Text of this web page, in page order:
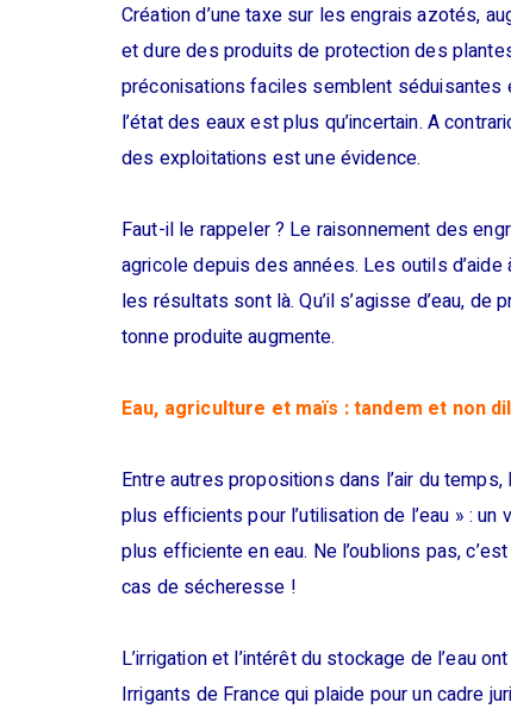
Création d’une taxe sur les engrais azotés,
et dure des produits de protection des
préconisations faciles semblent
l’état des eaux est plus qu’incertain. A
des exploitations est une évidence.
Faut-il le rappeler ? Le raisonnement des
agricole depuis des années. Les outils
les résultats sont là. Qu’il s’agisse d’eau,
tonne produite augmente.
Eau, agriculture et maïs : tandem et non
Entre autres propositions dans l’air du
plus efficients pour l’utilisation de l’eau » :
plus efficiente en eau. Ne l’oublions pas,
cas de sécheresse !
L’irrigation et l’intérêt du stockage de l’eau
Irrigants de France qui plaide pour un cadre